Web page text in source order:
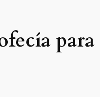
para